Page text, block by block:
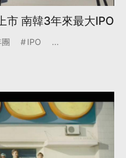
市 南韓3年來最大IPO
IPO ...